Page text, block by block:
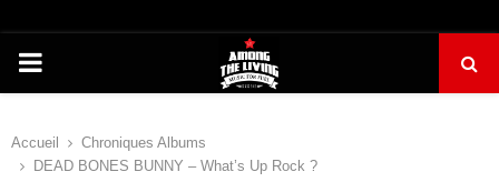
PRIMARY
Accueil
Chroniques Albums
DEAD BONES BUNNY – What’s Up Rock ?